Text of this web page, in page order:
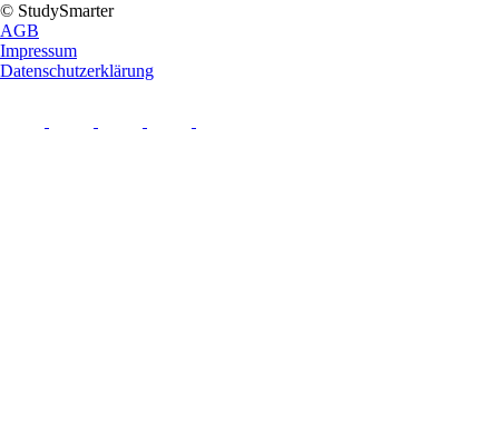
© StudySmarter
AGB
Impressum
Datenschutzerklärung